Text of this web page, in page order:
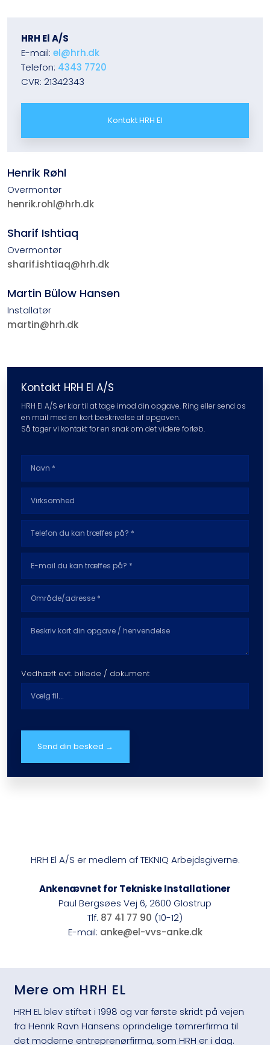
​HRH El A/S
E-mail: el@hrh.dk
Telefon: 4343 7720
CVR: 21342343
Kontakt HRH El
​​​​​Hen​rik Røhl
Overmontør​​
henrik.rohl@hrh.dk
Sharif Ishtiaq
Overmontør​​
sharif.ishtiaq@hrh.dk
Martin Bülow Hansen
Installatør​​
martin@hrh.dk
Kontakt HRH El A/S
HRH El A/S er klar til at tage imod din opgave. ​Ring eller send os
en mail med en kort beskrivelse af opgaven.
Så tager vi kontakt for en snak om det videre forløb​.
Vedhæft evt. billede / dokument
HRH El A/S er medlem af TEKNIQ Arbejdsgiverne.​
Ankenævnet for Tekniske Installationer
Paul Bergsøes Vej 6, 2600 Glostrup​
Tlf. 87 41 77 90 (10-12)
E-mail: anke@el-vvs-anke.dk
Mere om HRH EL​
HRH EL blev stiftet i 1998 og var første skridt på vejen
fra Henrik Ravn Hansens oprindelige tømrerfirma til
det moderne entreprenørfirma, som HRH er i dag.